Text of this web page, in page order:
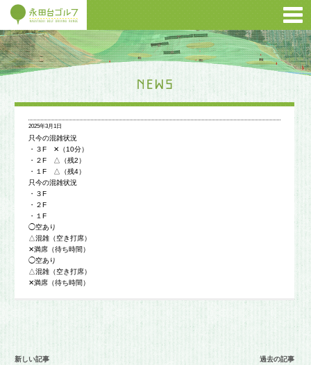
2025年3月1日
只今の混雑状況
・３F ✕（10分）
・２F △（残2）
・１F △（残4）
只今の混雑状況
・３F
・２F
・１F
◯空あり
△混雑（空き打席）
✕満席（待ち時間）
◯空あり
△混雑（空き打席）
✕満席（待ち時間）
新しい記事 過去の記事